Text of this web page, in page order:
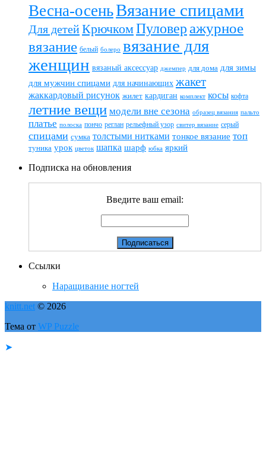
Весна-осеньВязание спицами
Для детейКрючкомПуловер ажурное
вязание белый болеро вязание для
женщин вязаный аксессуар джемпер для дома для зимы
для мужчин спицами для начинающих жакет
жаккардовый рисунок жилет кардиган комплект косы кофта
летние вещи модели вне сезона образец вязания пальто
платье полоска пончо реглан рельефный узор свитер вязание серый
спицами сумка толстыми нитками тонкое вязание топ
туника урок цветок шапка шарф юбка яркий
Подписка на обновления
Введите ваш email:
Ссылки
Наращивание ногтей
knitt.net © 2026
Тема от WP Puzzle
➤